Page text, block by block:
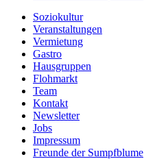
Soziokultur
Veranstaltungen
Vermietung
Gastro
Hausgruppen
Flohmarkt
Team
Kontakt
Newsletter
Jobs
Impressum
Freunde der Sumpfblume